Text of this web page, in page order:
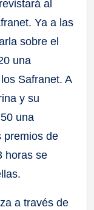
al
Ya a las
sobre el
una
Safranet. A
y su
una
premios de
horas se
a través de